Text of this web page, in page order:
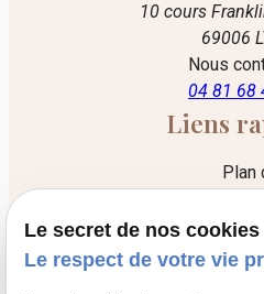
10 cours
69006
Nous
04 81 68
Liens
Plan
Politique de
Gestion
Le secret de nos cookies
Le respect de votre vie